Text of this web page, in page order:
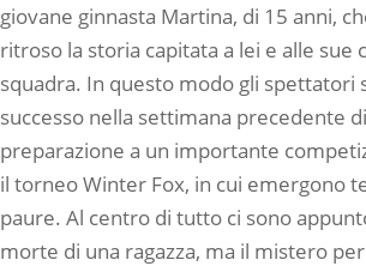
giovane ginnasta Martina, di 15 anni,
ritroso la storia capitata a lei e alle sue
squadra. In questo modo gli spettatori
successo nella settimana precedente
preparazione a un importante
il torneo Winter Fox, in cui emergono
paure. Al centro di tutto ci sono
morte di una ragazza, ma il mistero